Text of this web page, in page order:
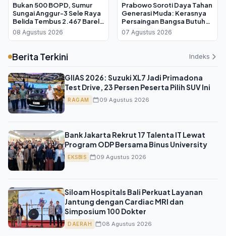
Bukan 500 BOPD, Sumur
Sungai Anggur-3 Sele Raya
Belida Tembus 2.467 Barel
per Hari
08 Agustus 2026
Prabowo Soroti Daya Tahan
Generasi Muda: Kerasnya
Persaingan Bangsa Butuh
Pemimpin yang Teruji
07 Agustus 2026
Berita Terkini Indeks
GIIAS 2026: Suzuki XL7 Jadi Primadona
Test Drive, 23 Persen Peserta Pilih SUV Ini
RAGAM 09 Agustus 2026
Bank Jakarta Rekrut 17 Talenta IT Lewat
Program ODP Bersama Binus University
EKSBIS 09 Agustus 2026
Siloam Hospitals Bali Perkuat Layanan
Jantung dengan Cardiac MRI dan
Simposium 100 Dokter
DAERAH 08 Agustus 2026